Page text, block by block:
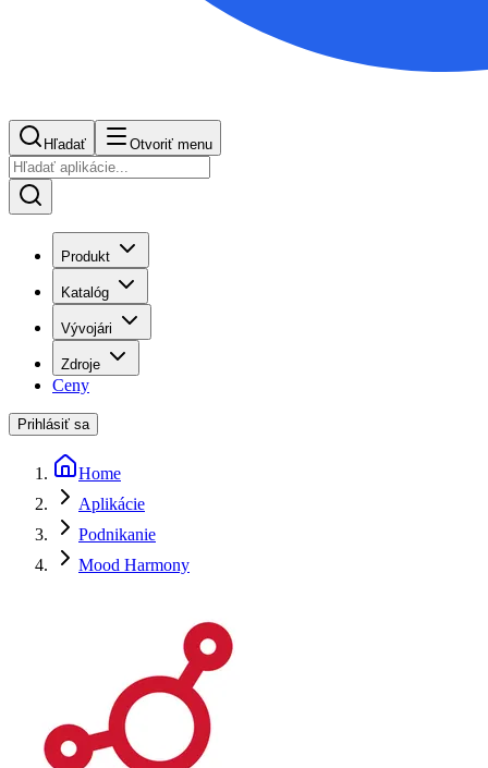
Hľadať Otvoriť menu
Produkt
Katalóg
Vývojári
Zdroje
Ceny
Prihlásiť sa
Home
Aplikácie
Podnikanie
Mood Harmony